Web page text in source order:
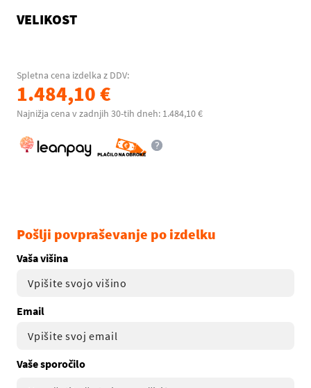
VELIKOST
Spletna cena izdelka z DDV:
1.484,10 €
Najnižja cena v zadnjih 30-tih dneh: 1.484,10 €
Pošlji povpraševanje po izdelku
Vaša višina
Email
Vaše sporočilo